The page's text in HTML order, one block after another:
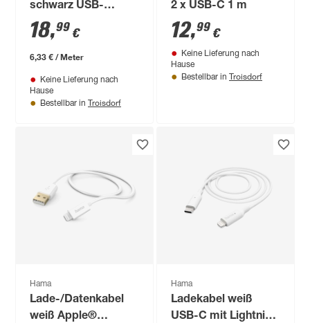
schwarz USB-
C/USB-A 3 m
18,99 €
6,33 € / Meter
Keine Lieferung nach
Hause
Bestellbar in Troisdorf
2 x USB-C 1 m
12,99 €
Keine Lieferung nach
Hause
Bestellbar in Troisdorf
Hama
Lade-/Datenkabel
weiß Apple®
Hama
Ladekabel weiß
USB-C mit Lightning